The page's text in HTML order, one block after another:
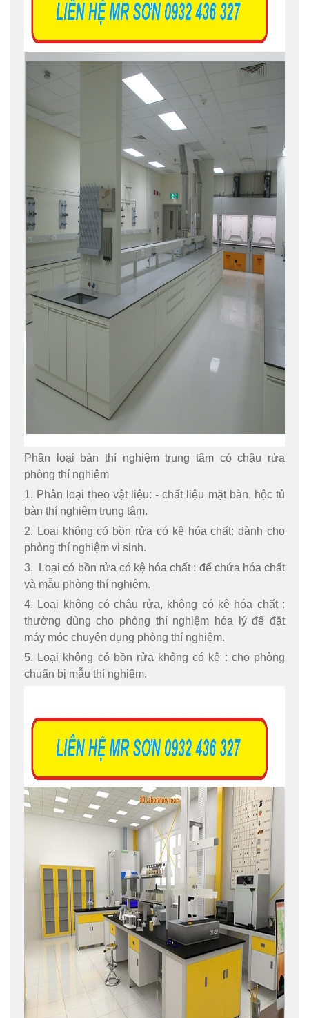
Phân loại bàn thí nghiệm trung tâm có chậu rửa
phòng thí nghiệm
1. Phân loại theo vật liệu: - chất liệu mặt bàn, hộc tủ
bàn thí nghiệm trung tâm.
2. Loại không có bồn rửa có kệ hóa chất: dành cho
phòng thí nghiệm vi sinh.
3. Loại có bồn rửa có kệ hóa chất : để chứa hóa chất
và mẫu phòng thí nghiệm.
4. Loại không có chậu rửa, không có kệ hóa chất :
thường dùng cho phòng thí nghiệm hóa lý để đặt
máy móc chuyên dụng phòng thí nghiệm.
5. Loại không có bồn rửa không có kệ : cho phòng
chuẩn bị mẫu thí nghiệm.